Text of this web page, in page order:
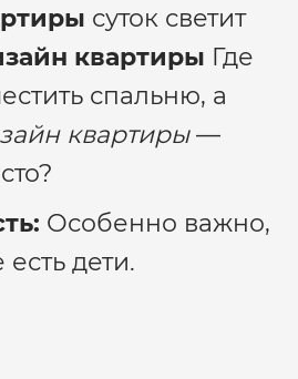
суток светит
квартиры Где
спальню, а
квартиры—
Особенно важно,
дети.